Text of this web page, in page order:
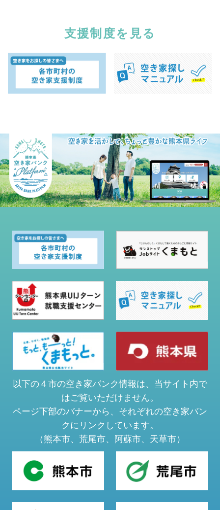
支援制度を見る
以下の４市の空き家バンク情報は、当サイト内で
はご覧いただけません。
ページ下部のバナーから、それぞれの空き家バン
クにリンクしています。
（熊本市、荒尾市、阿蘇市、天草市）